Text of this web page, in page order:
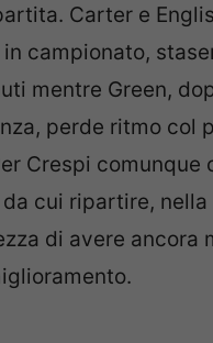
Carter e
campionato,
mentre Green,
perde ritmo col
Crespi comunque
da cui ripartire, nella
di avere ancora